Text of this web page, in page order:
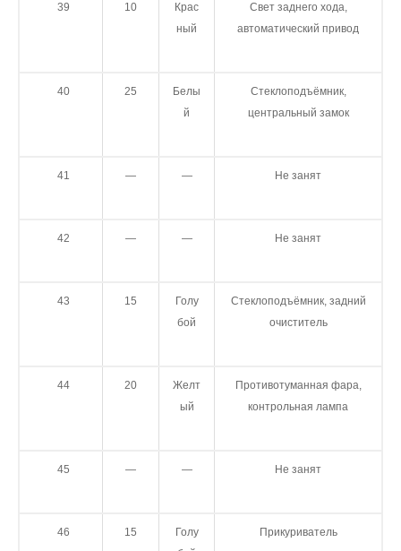
39 10
Крас
ный
Свет заднего хода,
автоматический привод
40 25
Белы
й
Стеклоподъёмник,
центральный замок
41 — — Не занят
42 — — Не занят
43 15
Голу
бой
Стеклоподъёмник, задний
очиститель
44 20
Желт
ый
Противотуманная фара,
контрольная лампа
45 — — Не занят
46 15
Голу
Прикуриватель